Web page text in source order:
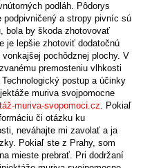
podláh. Pôdorys
a stropy pivníc sú
bola by škoda zhotovovať
je lepšie zhotoviť dodatočnú
pochôdznej plochy. V
premosteniu vlhkosti
postup a účinky
muriva svojpomocne
muriva-svopomoci.cz. Pokiaľ
či otázku ku
neváhajte mi zavolať a ja
Pokiaľ ste z Prahy, som
mieste prebrať. Pri dodržaní